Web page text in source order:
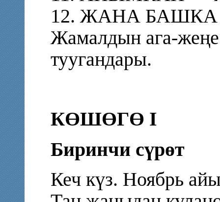
12. ЖАНА
Жамалдын ага-
туугандары.
КӨШӨГӨ I
Биринчи сүрөт
Кеч күз. Ноябрь